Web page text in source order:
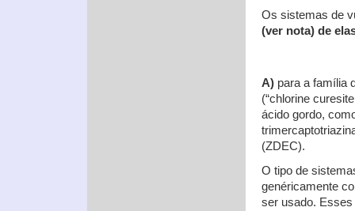
Os sistemas de
(ver nota) de
A) para a família
(“chlorine
ácido gordo,
(ZDEC).
O tipo de
genéricamente
ser usado.